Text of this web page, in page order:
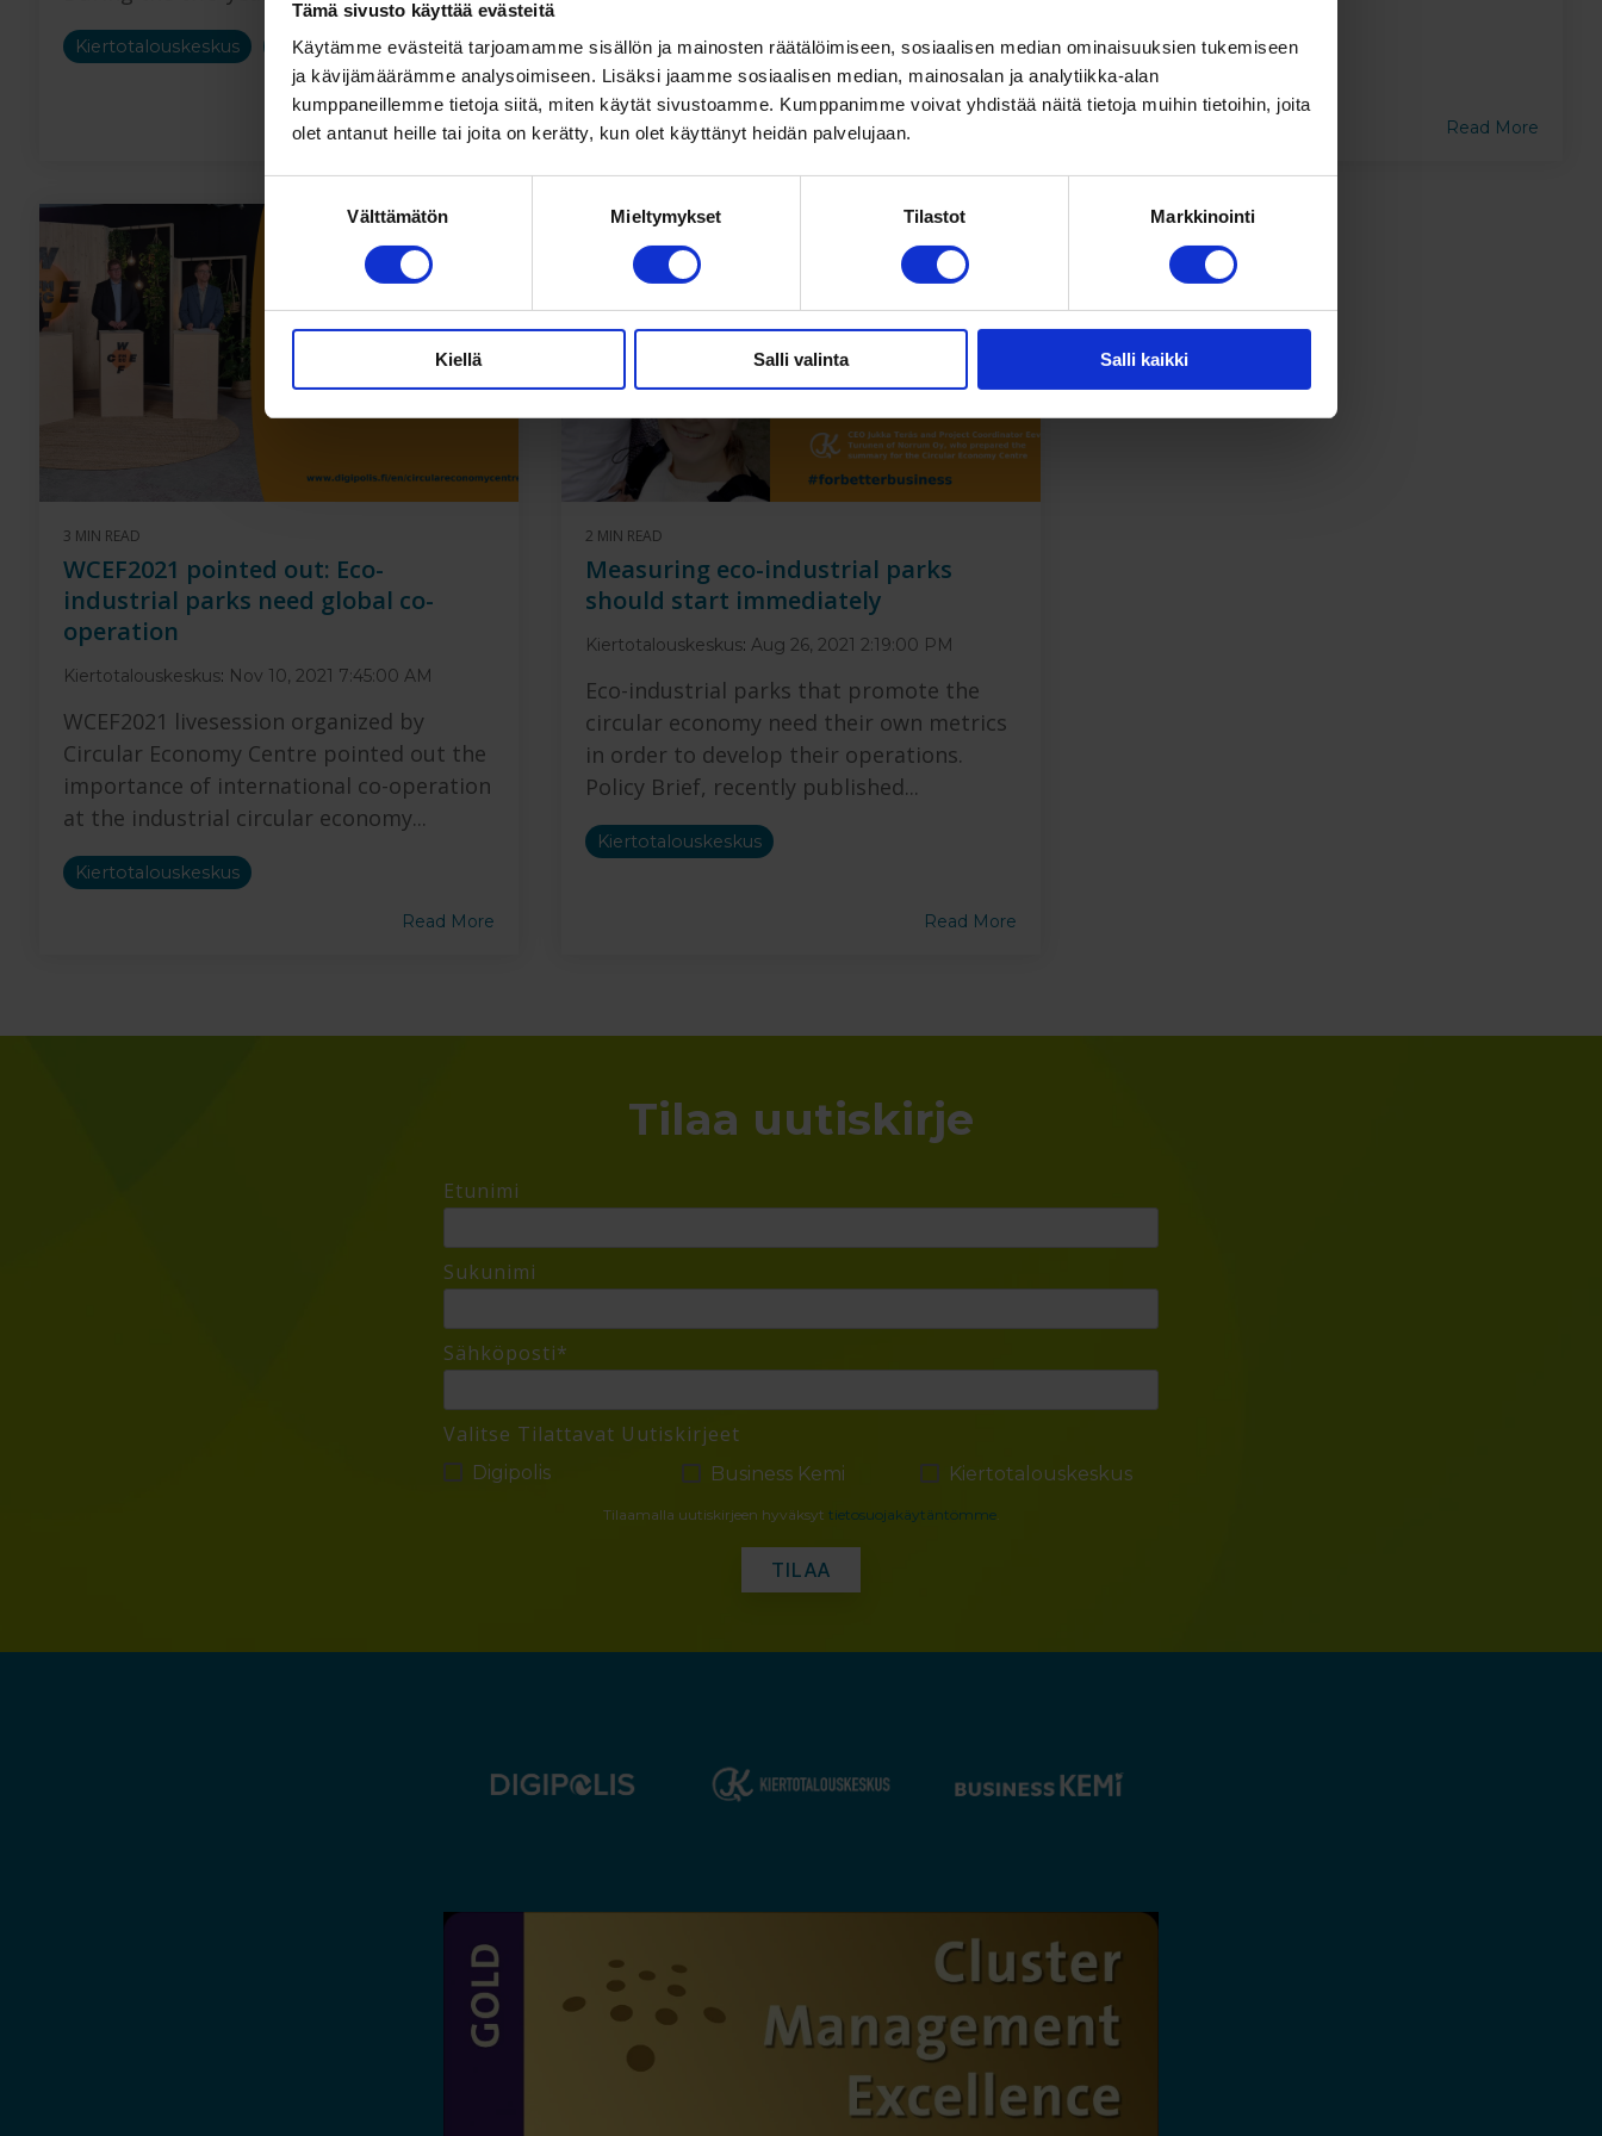
Tämä sivusto käyttää evästeitä
Käytämme evästeitä tarjoamamme sisällön ja mainosten räätälöimiseen, sosiaalisen median ominaisuuksien tukemiseen
ja kävijämäärämme analysoimiseen. Lisäksi jaamme sosiaalisen median, mainosalan ja analytiikka-alan
kumppaneillemme tietoja siitä, miten käytät sivustoamme. Kumppanimme voivat yhdistää näitä tietoja muihin tietoihin, joita
olet antanut heille tai joita on kerätty, kun olet käyttänyt heidän palvelujaan.
Välttämätön Mieltymykset Tilastot Markkinointi
Kiellä Salli valinta Salli kaikki
Kiertotalouskeskus Digipolis
Read More
Kiertotalouskeskus
Kiertotalouskeskus
Read More
3 MIN READ
WCEF2021 pointed out: Eco-
industrial parks need global co-
operation
Kiertotalouskeskus: Nov 10, 2021 7:45:00 AM
WCEF2021 livesession organized by
Circular Economy Centre pointed out the
importance of international co-operation
at the industrial circular economy...
Kiertotalouskeskus
Read More
2 MIN READ
Measuring eco-industrial parks
should start immediately
Kiertotalouskeskus: Aug 26, 2021 2:19:00 PM
Eco-industrial parks that promote the
circular economy need their own metrics
in order to develop their operations.
Policy Brief, recently published...
Kiertotalouskeskus
Read More
Tilaa uutiskirje
Etunimi
Sukunimi
Sähköposti*
Valitse Tilattavat Uutiskirjeet
Digipolis Business Kemi Kiertotalouskeskus
Tilaamalla uutiskirjeen hyväksyt tietosuojakäytäntömme.